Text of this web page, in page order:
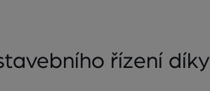
řízení díky